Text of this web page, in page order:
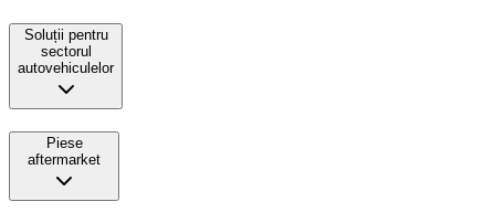
Soluții pentru
sectorul
autovehiculelor
Piese
aftermarket